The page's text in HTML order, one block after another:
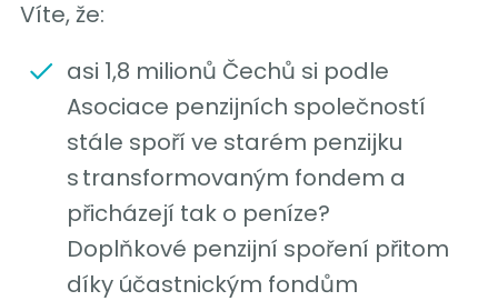
Víte, že:
asi 1,8 milionů Čechů si podle
Asociace penzijních společností
stále spoří ve starém penzijku
s transformovaným fondem a
přicházejí tak o peníze?
Doplňkové penzijní spoření přitom
díky účastnickým fondům